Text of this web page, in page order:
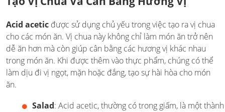
Acid acetic được sử dụng chủ yếu trong việc tạo ra vị chua
cho các món ăn. Vị chua này không chỉ làm món ăn trở nên
dễ ăn hơn mà còn giúp cân bằng các hương vị khác nhau
trong món ăn. Khi được thêm vào thực phẩm, chúng có thể
làm dịu đi vị ngọt, mặn hoặc đắng, tạo sự hài hòa cho món
ăn.
Salad: Acid acetic, thường có trong giấm, là một thành